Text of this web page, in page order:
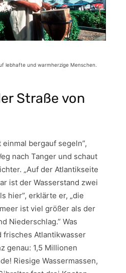
lebhafte und warmherzige Menschen.
Straße von
bergauf segeln”,
nach Tanger und schaut
„Auf der Atlantikseite
ist der Wasserstand zwei
hier”, erklärte er, „die
ist viel größer als der
Niederschlag.” Was
frisches Atlantikwasser
genau: 1,5 Millionen
Riesige Wassermassen,